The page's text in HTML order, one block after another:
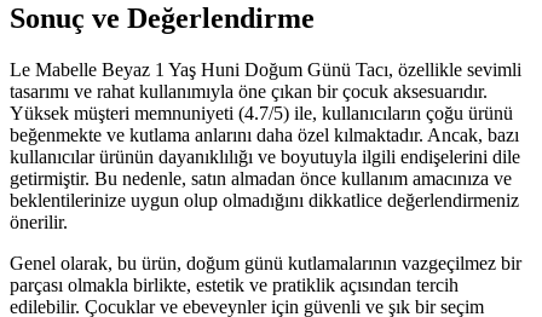
Sonuç ve Değerlendirme
Le Mabelle Beyaz 1 Yaş Huni Doğum Günü Tacı, özellikle sevimli
tasarımı ve rahat kullanımıyla öne çıkan bir çocuk aksesuarıdır.
Yüksek müşteri memnuniyeti (4.7/5) ile, kullanıcıların çoğu ürünü
beğenmekte ve kutlama anlarını daha özel kılmaktadır. Ancak, bazı
kullanıcılar ürünün dayanıklılığı ve boyutuyla ilgili endişelerini dile
getirmiştir. Bu nedenle, satın almadan önce kullanım amacınıza ve
beklentilerinize uygun olup olmadığını dikkatlice değerlendirmeniz
önerilir.
Genel olarak, bu ürün, doğum günü kutlamalarının vazgeçilmez bir
parçası olmakla birlikte, estetik ve pratiklik açısından tercih
edilebilir. Çocuklar ve ebeveynler için güvenli ve şık bir seçim